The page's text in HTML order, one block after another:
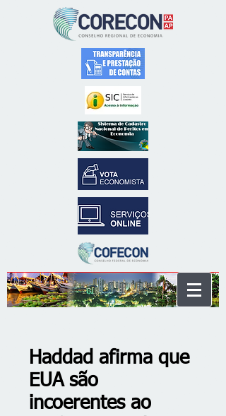
Haddad afirma que
EUA são
incoerentes ao